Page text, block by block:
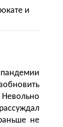
и
не